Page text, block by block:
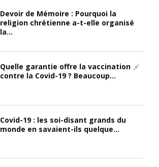
Devoir de Mémoire : Pourquoi la
religion chrétienne a-t-elle organisé
la...
Quelle garantie offre la vaccination
contre la Covid-19 ? Beaucoup...
Covid-19 : les soi-disant grands du
monde en savaient-ils quelque...